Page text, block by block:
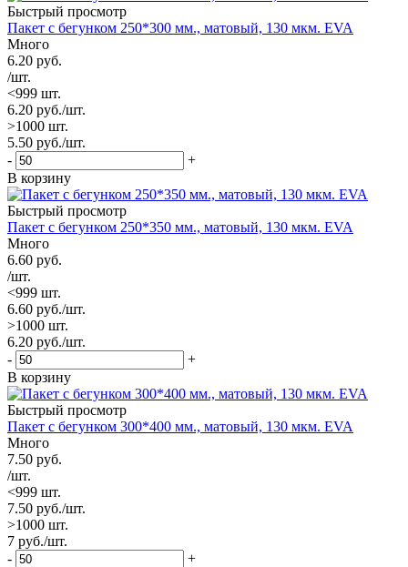
Быстрый просмотр
Пакет с бегунком 250*300 мм., матовый, 130 мкм. EVA
Много
6.20 руб.
/шт.
<999 шт.
6.20 руб./шт.
>1000 шт.
5.50 руб./шт.
-
+
В корзину
Быстрый просмотр
Пакет с бегунком 250*350 мм., матовый, 130 мкм. EVA
Много
6.60 руб.
/шт.
<999 шт.
6.60 руб./шт.
>1000 шт.
6.20 руб./шт.
-
+
В корзину
Быстрый просмотр
Пакет с бегунком 300*400 мм., матовый, 130 мкм. EVA
Много
7.50 руб.
/шт.
<999 шт.
7.50 руб./шт.
>1000 шт.
7 руб./шт.
-
+